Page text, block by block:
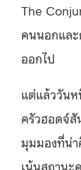
The
คนนอกและ
ออกไป
แต่แล้ววันห
ครัวฮอดจ์สั
มุมมองที่น่า
เน้นสถานะ